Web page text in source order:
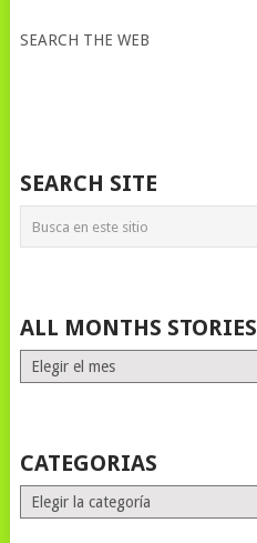
SEARCH THE WEB
SEARCH SITE
ALL MONTHS STORIES
ALL
MONTHS
CATEGORIAS
Categorias